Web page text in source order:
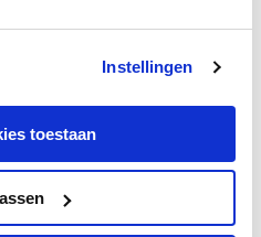
Instellingen
toestaan